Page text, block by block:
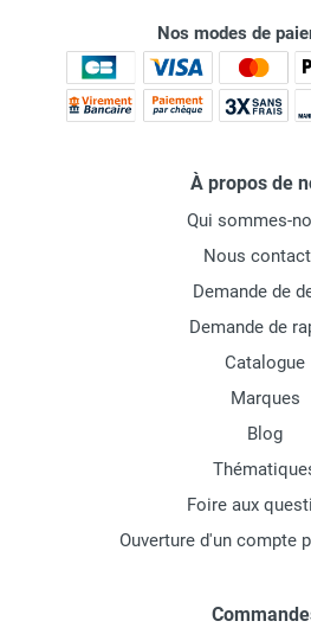
Nos modes de
À propos de
Qui sommes-
Nous
Demande de
Demande de
Catalogue
Marques
Blog
Foire aux
Ouverture d'un compte